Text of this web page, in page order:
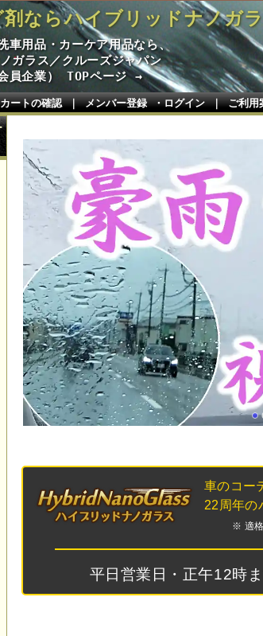
ならハイブリッドナノガ
車用品・カーケア用品なら、
ガラス／クルーズジャパン
員企業） TOPページ →
カートの確認｜メンバー登録 ・ログイン｜ご利用
車のコー
22周年の
※ 適
平日営業日・正午12時